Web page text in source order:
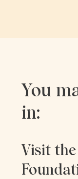
You
in:
Visit the